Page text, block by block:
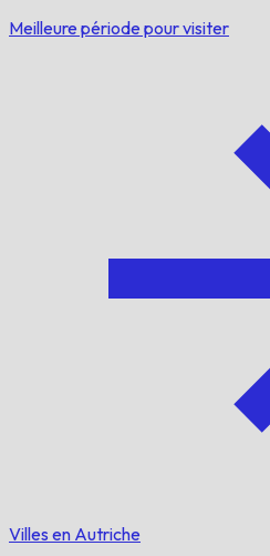
Meilleure période pour visiter
Villes en Autriche